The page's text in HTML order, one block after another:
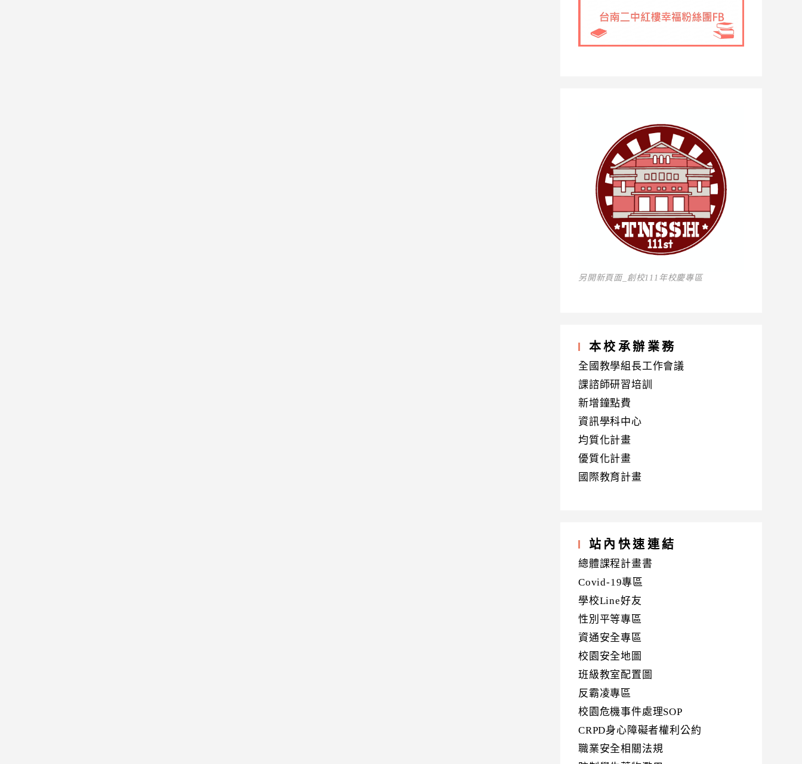
另開新頁面_創校111年校慶專區
本校承辦業務
全國教學組長工作會議
課諮師研習培訓
新增鐘點費
資訊學科中心
均質化計畫
優質化計畫
國際教育計畫
站內快速連結
總體課程計畫書
Covid-19專區
學校Line好友
性別平等專區
資通安全專區
校園安全地圖
班級教室配置圖
反霸凌專區
校園危機事件處理SOP
CRPD身心障礙者權利公約
職業安全相關法規